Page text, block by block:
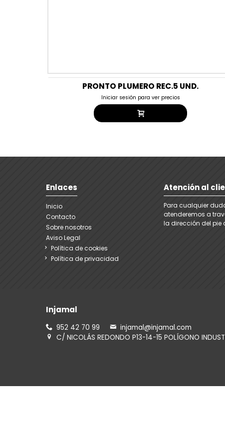
PRONTO PLUMERO REC.5 UND.
Iniciar sesión para ver precios
Enlaces
Inicio
Contacto
Sobre nosotros
Aviso Legal
Política de cookies
Política de privacidad
Atención al
Para cualquier
atenderemos a
la dirección del pie
Injamal
952 42 70 99
injamal@injamal.com
C/ NICOLÁS REDONDO P13-14-15 POLÍGONO